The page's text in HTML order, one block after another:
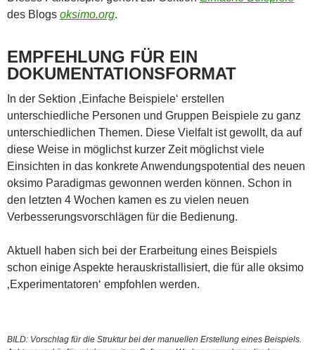
des Blogs oksimo.org.
EMPFEHLUNG FÜR EIN
DOKUMENTATIONSFORMAT
In der Sektion ‚Einfache Beispiele‘ erstellen
unterschiedliche Personen und Gruppen Beispiele zu ganz
unterschiedlichen Themen. Diese Vielfalt ist gewollt, da auf
diese Weise in möglichst kurzer Zeit möglichst viele
Einsichten in das konkrete Anwendungspotential des neuen
oksimo Paradigmas gewonnen werden können. Schon in
den letzten 4 Wochen kamen es zu vielen neuen
Verbesserungsvorschlägen für die Bedienung.
Aktuell haben sich bei der Erarbeitung eines Beispiels
schon einige Aspekte herauskristallisiert, die für alle oksimo
‚Experimentatoren‘ empfohlen werden.
BILD: Vorschlag für die Struktur bei der manuellen Erstellung eines Beispiels.